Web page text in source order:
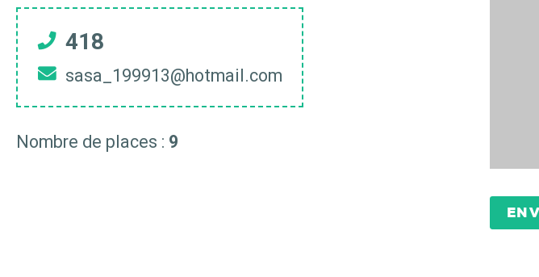
418
sasa_199913@hotmail.com
Nombre de places : 9